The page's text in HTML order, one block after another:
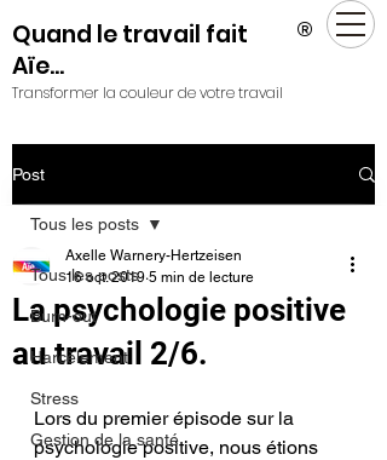
Quand le travail fait
Aïe...
Transformer la couleur de votre travail
®
Post
Tous les posts
Burn-out
Harcèlement
Stress
Gestion de la santé
Tous les posts
La psychologie positive
au travail 2/6.
Axelle Warnery-Hertzeisen
16 oct. 2019 5 min de lecture
Lors du premier épisode sur la
psychologie positive, nous étions